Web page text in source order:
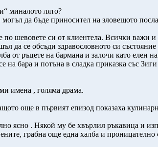
миналото лято?
да бъде приносител на зловещото
по шевовете си от клиентела. Всички важи
да се обсъди здравословното си
от ръцете на бармана и залочи като елен
на бара и потъна в сладка приказка със Зиги
имена , голяма драма.
още в първият епизод показаха
ясно . Някой му бе хвърлил ръкавица и
грабна още една халба и проницателно